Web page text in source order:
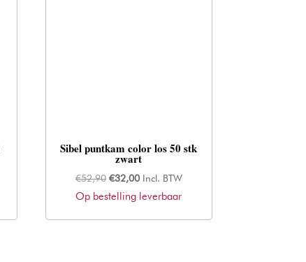
Sibel puntkam color los 50 stk
zwart
€52,90 Oorspronkelijke
prijs
€32,00Huidige
prijs
Incl. BTW
Op bestelling leverbaar